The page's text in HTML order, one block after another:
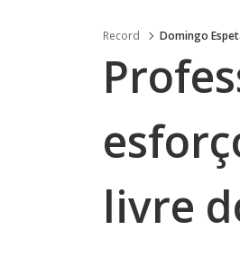
Record Domingo
livre